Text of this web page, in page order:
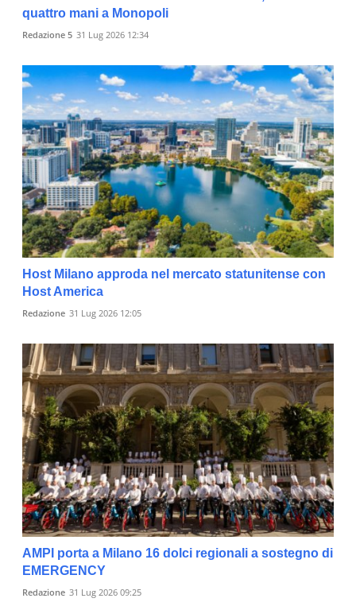
quattro mani a Monopoli
Redazione 5 31 Lug 2026 12:34
Host Milano approda nel mercato statunitense con
Host America
Redazione 31 Lug 2026 12:05
AMPI porta a Milano 16 dolci regionali a sostegno di
EMERGENCY
Redazione 31 Lug 2026 09:25